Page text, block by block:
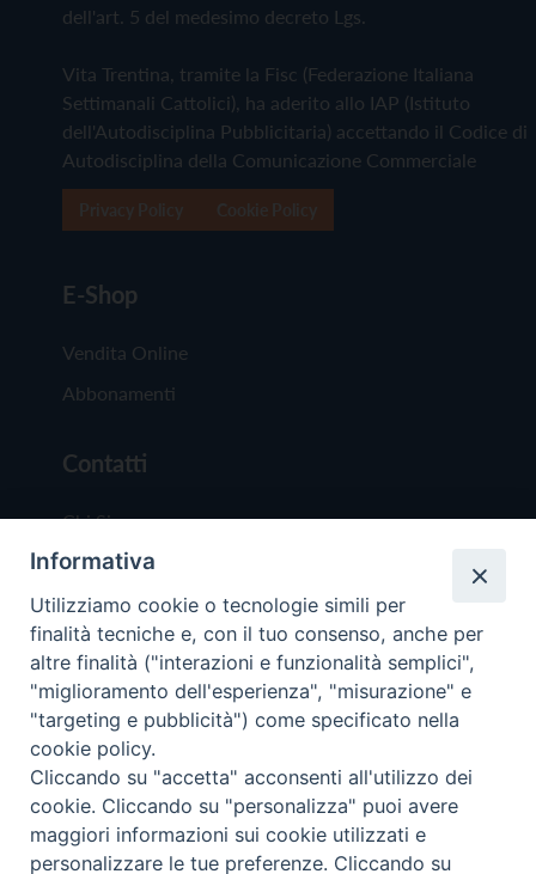
dell'art. 5 del medesimo decreto Lgs.
Vita Trentina, tramite la Fisc (Federazione Italiana
Settimanali Cattolici), ha aderito allo IAP (Istituto
dell'Autodisciplina Pubblicitaria) accettando il Codice di
Autodisciplina della Comunicazione Commerciale
E-Shop
Vendita Online
Abbonamenti
Contatti
Chi Siamo
Redazione
Scrivici
Copyright © 2019 - Tutti i diritti riservati - Vita
Trentina Editrice
Privacy Policy
Informativa
Utilizziamo cookie o tecnologie simili per
finalità tecniche e, con il tuo consenso, anche per
altre finalità ("interazioni e funzionalità semplici",
"miglioramento dell'esperienza", "misurazione" e
"targeting e pubblicità") come specificato nella
cookie policy.
Cliccando su "accetta" acconsenti all'utilizzo dei
cookie. Cliccando su "personalizza" puoi avere
maggiori informazioni sui cookie utilizzati e
personalizzare le tue preferenze. Cliccando su